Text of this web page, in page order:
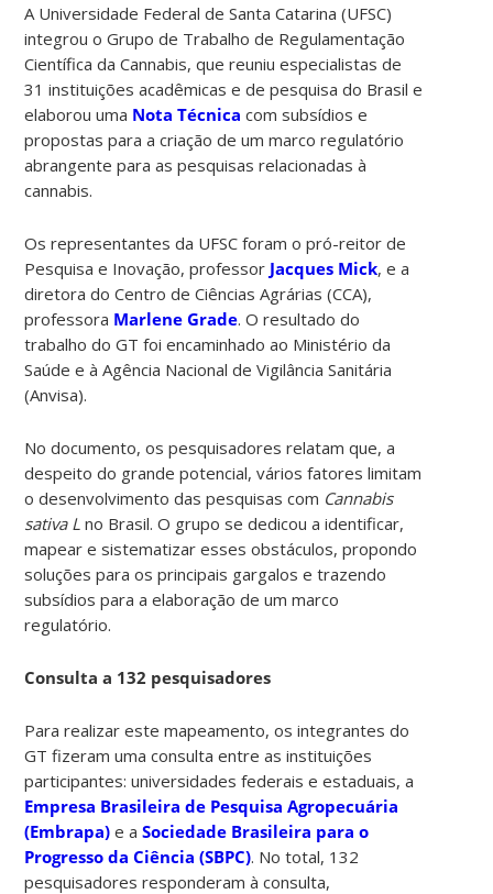
A Universidade Federal de Santa Catarina (UFSC)
integrou o Grupo de Trabalho de Regulamentação
Científica da Cannabis, que reuniu especialistas de
31 instituições acadêmicas e de pesquisa do Brasil e
elaborou uma Nota Técnica com subsídios e
propostas para a criação de um marco regulatório
abrangente para as pesquisas relacionadas à
cannabis.
Os representantes da UFSC foram o pró-reitor de
Pesquisa e Inovação, professor Jacques Mick, e a
diretora do Centro de Ciências Agrárias (CCA),
professora Marlene Grade. O resultado do
trabalho do GT foi encaminhado ao Ministério da
Saúde e à Agência Nacional de Vigilância Sanitária
(Anvisa).
No documento, os pesquisadores relatam que, a
despeito do grande potencial, vários fatores limitam
o desenvolvimento das pesquisas com Cannabis
sativa L no Brasil. O grupo se dedicou a identificar,
mapear e sistematizar esses obstáculos, propondo
soluções para os principais gargalos e trazendo
subsídios para a elaboração de um marco
regulatório.
Consulta a 132 pesquisadores
Para realizar este mapeamento, os integrantes do
GT fizeram uma consulta entre as instituições
participantes: universidades federais e estaduais, a
Empresa Brasileira de Pesquisa Agropecuária
(Embrapa) e aSociedade Brasileira para o
Progresso da Ciência (SBPC). No total, 132
pesquisadores responderam à consulta,